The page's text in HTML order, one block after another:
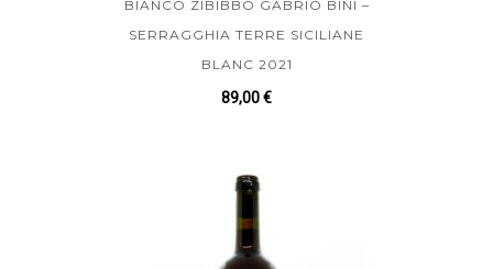
BIANCO ZIBIBBO GABRIO BINI –
SERRAGGHIA TERRE SICILIANE
BLANC 2021
89,00€